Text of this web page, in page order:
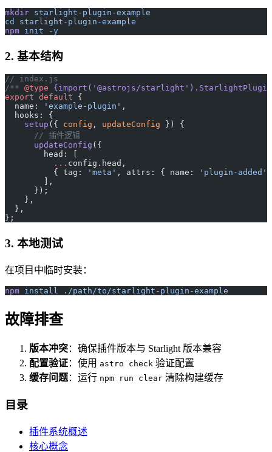
mkdir starlight-plugin-example
cd
starlight-plugin-example
npm init -y
2. 基本结构
// index.js
/** @type {import('@astrojs/
export default {
  name:
'example-plugin' ,
  hooks: {
    setup
({ config , updateConfig }) {
      // 插件逻辑
      updateConfig
({
        head: [
          ...
config.head,
          { tag:
'meta' , attrs: { name: 'plugin-added'
        ],
      });
    },
  },
};
3. 本地测试
在项目中临时安装：
npm install ./path/to/starlight-plugin-example
故障排查
版本冲突：确保插件版本与 Starlight 版本兼容
配置验证：使用 astro check 验证配置
缓存问题：运行 npm run clear 清除构建缓存
目录
插件系统概述
核心概念